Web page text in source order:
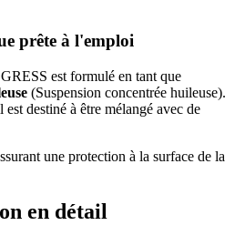
prête à l'emploi
est formulé en tant que
(Suspension concentrée huileuse).
destiné à être mélangé avec de
une protection à la surface de la
en détail